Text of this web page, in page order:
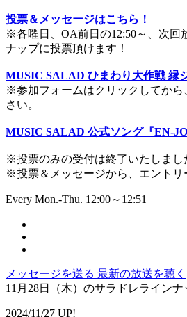
投票＆メッセージはこちら！
※各曜日、OA前日の12:50～、次回
ナップに投票頂けます！
MUSIC SALAD ひまわり大作戦 縁
※参加フォームはクリックしてから
さい。
MUSIC SALAD 公式ソング『EN-
※投票のみの受付は終了いたしまし
※投票＆メッセージから、エントリ
Every Mon.-Thu. 12:00～12:51
メッセージを送る 最新の放送を聴く
11月28日（木）のサラドレラインナ
2024/11/27 UP!